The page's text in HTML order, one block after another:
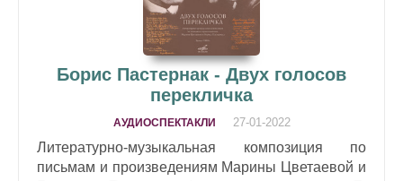
Борис Пастернак - Двух голосов
перекличка
АУДИОСПЕКТАКЛИ 27-01-2022
Литературно-музыкальная композиция по
письмам и произведениям Марины Цветаевой и